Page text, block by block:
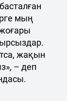
мың
жақын
– деп